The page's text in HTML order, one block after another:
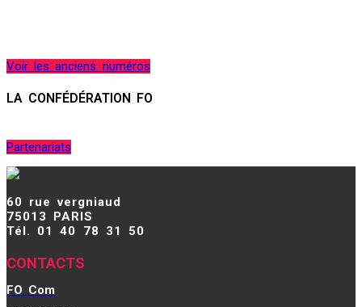
Voir les anciens numéros
LA CONFÉDÉRATION FO
Partenariats
60 rue vergniaud
75013 PARIS
Tél. 01 40 78 31 50
CONTACTS
FO Com